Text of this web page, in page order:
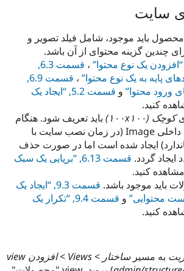
سایت
باید موجود، شامل فیلد تصویر و
چندین گزینه محتوای از آن باشد.
،
قسمت 6.3,
پایه به یک نوع محتوا” ،
قسمت 6.9,
ورود محتوا” و
قسمت 5.2, “ایجاد یک
کنید.
کوچک (۱۰۰x۱۰۰)
باید تعریف شود. هنگام
نصب افزونه داخلی Image (در زمان نصب سایت با
ایجاد شده است اما در صورت حذف
ایجاد گردد.
قسمت 6.13, “برپایی یک سبک
کنید.
قسمت 9.3, “ایجاد یک
و
قسمت 9.4, “تکرار یک
کنید.
به مسیرساختار >
Views
>افزودن view